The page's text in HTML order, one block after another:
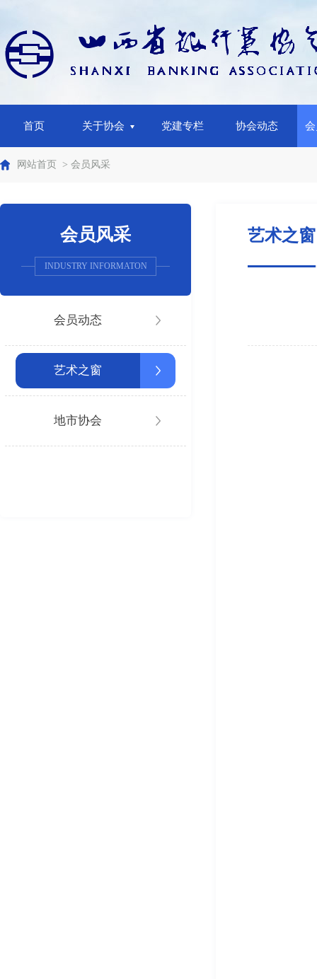
首页 关于协会 党建专栏 协会动态
网站首页 > 会员风采
会员风采
INDUSTRY INFORMATON
会员动态
艺术之窗
地市协会
艺术之窗